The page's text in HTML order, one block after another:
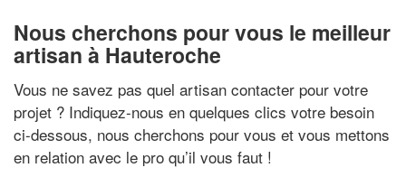
Nous cherchons pour vous le meilleur
artisan à Hauteroche
Vous ne savez pas quel artisan contacter pour votre
projet ? Indiquez-nous en quelques clics votre besoin
ci-dessous, nous cherchons pour vous et vous mettons
en relation avec le pro qu’il vous faut !